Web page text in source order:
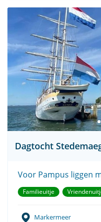
Dagtocht
Voor Pampus liggen
Familieuitje
Markermeer